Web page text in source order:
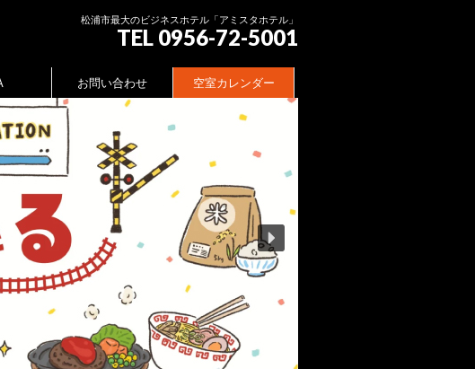
松浦市最大のビジネスホテル「アミスタホテル」
TEL 0956-72-5001
お問い合わせ 空室カレンダー